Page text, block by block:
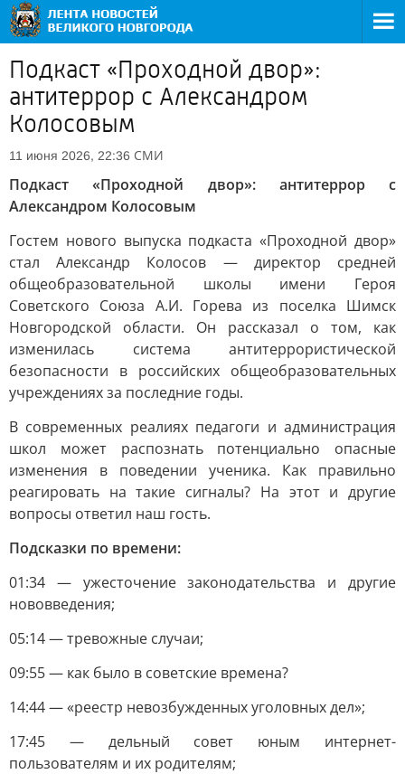
Подкаст «Проходной двор»:
антитеррор с Александром
Колосовым
11 июня 2026, 22:36 СМИ
Подкаст «Проходной двор»: антитеррор с
Александром Колосовым
Гостем нового выпуска подкаста «Проходной двор»
стал Александр Колосов — директор средней
общеобразовательной школы имени Героя
Советского Союза А.И. Горева из поселка Шимск
Новгородской области. Он рассказал о том, как
изменилась система антитеррористической
безопасности в российских общеобразовательных
учреждениях за последние годы.
В современных реалиях педагоги и администрация
школ может распознать потенциально опасные
изменения в поведении ученика. Как правильно
реагировать на такие сигналы? На этот и другие
вопросы ответил наш гость.
Подсказки по времени:
01:34 — ужесточение законодательства и другие
нововведения;
05:14 — тревожные случаи;
09:55 — как было в советские времена?
14:44 — «реестр невозбужденных уголовных дел»;
17:45 — дельный совет юным интернет-
пользователям и их родителям;